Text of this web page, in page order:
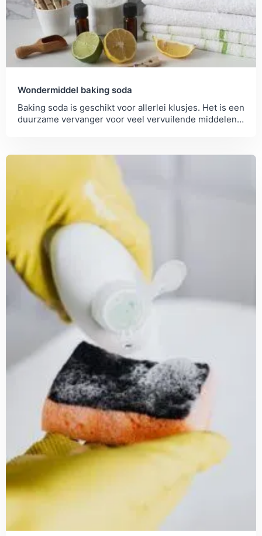
Wondermiddel baking soda
Baking soda is geschikt voor allerlei klusjes. Het is een
duurzame vervanger voor veel vervuilende middelen.